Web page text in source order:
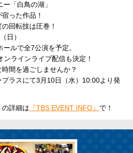
「白鳥の湖」
った作品！
回転技は圧巻！
日）
ルで全7公演を予定。
ラインライブ配信も決定！
時間を過ごしませんか？
ラスにて3月10日（水）10:00より発
詳細は 『TBS EVENT INFO』 で！